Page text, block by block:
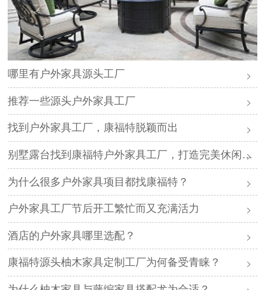
哪里有户外家具源头工厂
推荐一些源头户外家具工厂
找到户外家具工厂，康福特脱颖而出
别墅露台找到康福特户外家具工厂，打造完美休闲空间
为什么很多户外家具项目都找康福特？
户外家具工厂节后开工繁忙而又充满活力
酒店的户外家具哪里选配？
康福特源头柚木家具定制工厂为何备受青睐？